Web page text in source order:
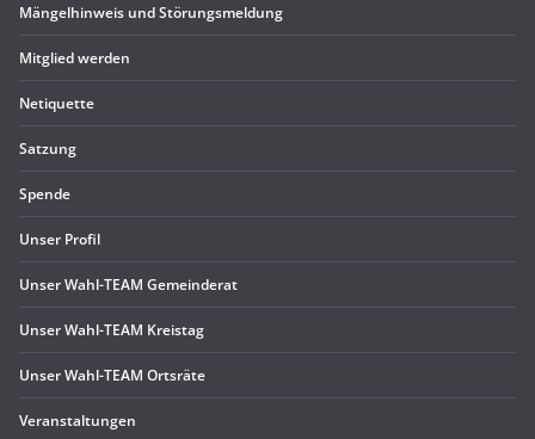
Män­gel­hin­weis und Störungsmeldung
Mit­glied werden
Neti­quette
Sat­zung
Spende
Unser Pro­fil
Unser Wahl-TEAM Gemeinderat
Unser Wahl-TEAM Kreistag
Unser Wahl-TEAM Ortsräte
Ver­an­stal­tun­gen